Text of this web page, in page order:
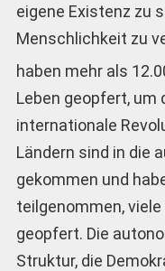
eigene Existenz zu
Menschlichkeit zu
haben mehr als
Leben geopfert, um
internationale
Ländern sind in die
gekommen und
teilgenommen,
geopfert. Die
Struktur, die